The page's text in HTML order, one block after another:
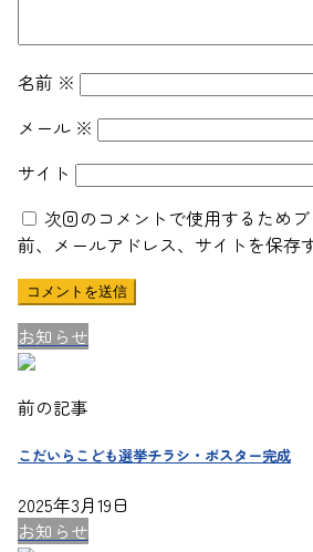
名前 ※
メール ※
サイト
次回のコメントで使用するため
前、メールアドレス、サイトを保存
お知らせ
前の記事
こだいらこども選挙チラシ・ポスター完成
2025年3月19日
お知らせ